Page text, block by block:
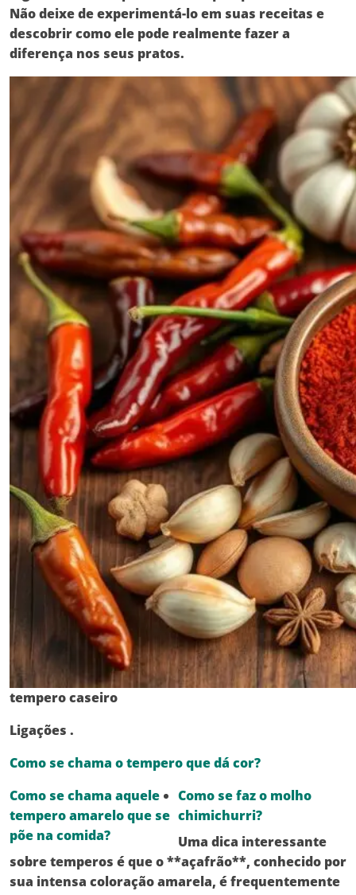
Não deixe de experimentá-lo em suas receitas e
descobrir como ele pode realmente fazer a
diferença nos seus pratos.
tempero caseiro
Ligações .
Como se chama o tempero que dá cor?
Como se chama aquele
tempero amarelo que se
põe na comida?
Como se faz o molho
chimichurri?
Uma dica interessante
sobre temperos é que o **açafrão**, conhecido por
sua intensa coloração amarela, é frequentemente